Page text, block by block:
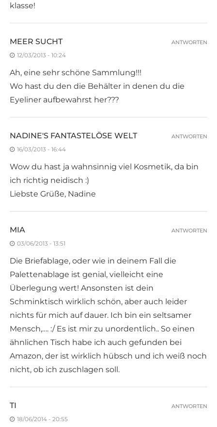
klasse!
MEER SUCHT
12/03/2013 - 10:24
Ah, eine sehr schöne Sammlung!!!
Wo hast du den die Behälter in denen du die
Eyeliner aufbewahrst her???
ANTWORTEN
NADINE'S FANTASTELÖSE WELT
16/03/2013 - 16:44
Wow du hast ja wahnsinnig viel Kosmetik, da bin
ich richtig neidisch :)
Liebste Grüße, Nadine
ANTWORTEN
MIA
03/06/2013 - 13:51
Die Briefablage, oder wie in deinem Fall die
Palettenablage ist genial, vielleicht eine
Überlegung wert! Ansonsten ist dein
Schminktisch wirklich schön, aber auch leider
nichts für mich auf dauer. Ich bin ein seltsamer
Mensch,…. :/ Es ist mir zu unordentlich.. So einen
ähnlichen Tisch habe ich auch gefunden bei
Amazon, der ist wirklich hübsch und ich weiß noch
nicht, ob ich zuschlagen soll.
ANTWORTEN
TI
18/06/2014 - 20:55
ANTWORTEN